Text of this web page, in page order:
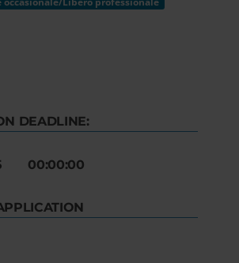
DEADLINE:
00:00:00